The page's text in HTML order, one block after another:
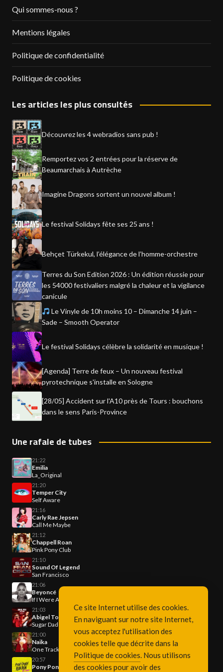
Qui sommes-nous ?
Mentions légales
Politique de confidentialité
Politique de cookies
Les articles les plus consultés
Découvrez les 4 webradios sans pub !
Remportez vos 2 entrées pour la réserve de
Beaumarchais à Autrèche
Imagine Dragons sortent un nouvel album !
Le festival Solidays fête ses 25 ans !
Behçet Türkekul, l’élégance de l’homme-orchestre
Terres du Son Edition 2026 : Un édition réussie pour
les 54000 festivaliers malgré la chaleur et la vigilance
canicule
Le Vinyle de 10h moins 10 – Dimanche 14 juin –
Sade – Smooth Operator
Le festival Solidays célèbre la solidarité en musique !
[Agenda] Terre de feux – Un nouveau festival
pyrotechnique s'installe en Sologne
[28/05] Accident sur l'A10 près de Tours : bouchons
dans le sens Paris-Province
Une rafale de tubes
21:22
Emilia
La_Original
21:20
Temper City
Self Aware
21:16
Carly Rae Jepsen
Call Me Maybe
21:12
Chappell Roan
Pink Pony Club
21:10
Sound Of Legend
San Francisco
21:06
Beyoncé
If I Were A Boy
21:03
Abigel Toth x Akcent
Sugar Daddy
21:00
Naika
One Track Mind
20:57
Pony Pony Run Run
Ce site Internet utilise des cookies.
En naviguant sur notre site Internet,
vous acceptez l'utilisation des
cookies telle que décrite dans la
Politique de cookies. Nous utilisons
des cookies pour avoir des